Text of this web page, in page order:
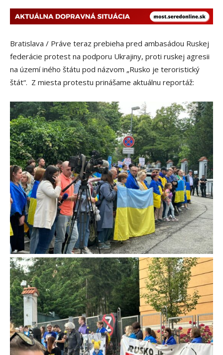
Bratislava / Práve teraz prebieha pred ambasádou Ruskej
federácie protest na podporu Ukrajiny, proti ruskej agresii
na území iného štátu pod názvom „Rusko je teroristický
štát“. Z miesta protestu prinášame aktuálnu reportáž: